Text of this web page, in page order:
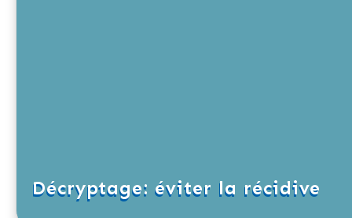
Décryptage: éviter la récidive